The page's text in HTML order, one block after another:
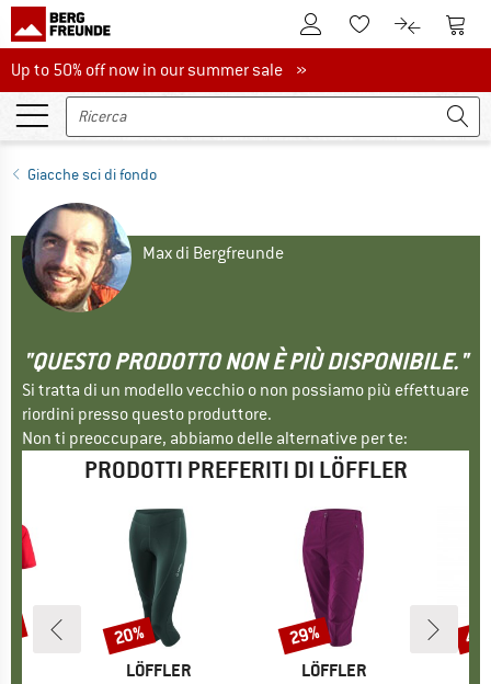
Al conto clienteAlla lista
Al Al
Up to 50% off now in our summer sale
Up to 50% off now in our summer sale »
Giacche sci di fondo
Max di Bergfreunde
"QUESTO PRODOTTO NON È PIÙ DISPONIBILE."
Si tratta di un modello vecchio o non possiamo più effettuare
riordini presso questo produttore.
Non ti preoccupare, abbiamo delle alternative per te:
PRODOTTI PREFERITI DI LÖFFLER
MARCHIO
LÖFFLER
Sconto
20%
MARCHIO
LÖFFLER
Sconto
29%